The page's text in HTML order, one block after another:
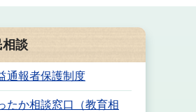
相談
通報者保護制度
たか相談窓口（教育相